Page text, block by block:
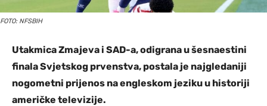
FOTO: NFSBIH
Utakmica Zmajeva i SAD-a, odigrana u šesnaestini
finala Svjetskog prvenstva, postala je najgledaniji
nogometni prijenos na engleskom jeziku u historiji
američke televizije.